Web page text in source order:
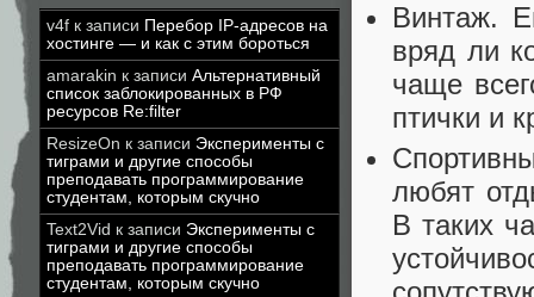
v4f к записи Перебор IP-адресов на
хостинге — и как с этим бороться
amarakin к записи Альтернативный
список заблокированных в РФ
ресурсов Re:filter
ResizeOn к записи Эксперименты с
тиграми и другие способы
преподавать программирование
студентам, которым скучно
Text2Vid к записи Эксперименты с
тиграми и другие способы
преподавать программирование
студентам, которым скучно
Винтаж.
вряд ли
чаще
птички и
любят
В таких